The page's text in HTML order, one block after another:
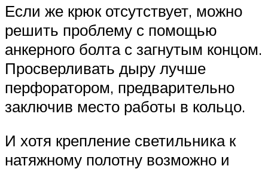
Если же крюк отсутствует, можно
решить проблему с помощью
анкерного болта с загнутым концом.
Просверливать дыру лучше
перфоратором, предварительно
заключив место работы в кольцо.
И хотя крепление светильника к
натяжному полотну возможно и